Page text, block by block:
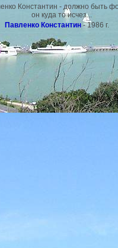
Павленко Константин- 1986 г.
Отпуск